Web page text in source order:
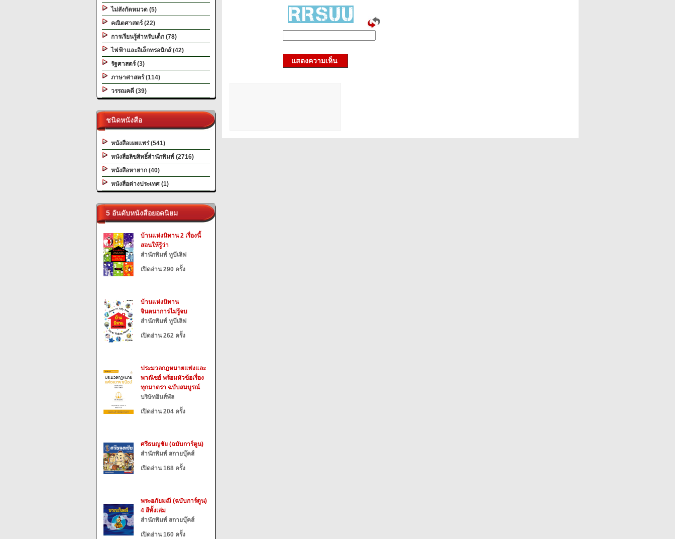
ไม่สังกัดหมวด (5)
คณิตศาสตร์ (22)
การเรียนรู้สำหรับเด็ก (78)
ไฟฟ้าและอิเล็กทรอนิกส์ (42)
รัฐศาสตร์ (3)
ภาษาศาสตร์ (114)
วรรณคดี (39)
ชนิดหนังสือ
หนังสือเผยแพร่ (541)
หนังสือลิขสิทธิ์สำนักพิมพ์ (2716)
หนังสือหายาก (40)
หนังสือต่างประเทศ (1)
5 อันดับหนังสือยอดนิยม
บ้านแห่งนิทาน 2 เรื่องนี้
สอนให้รู้ว่า
สำนักพิมพ์ ทูบีเลิฟ
เปิดอ่าน 290 ครั้ง
บ้านแห่งนิทาน
จินตนาการไม่รู้จบ
สำนักพิมพ์ ทูบีเลิฟ
เปิดอ่าน 262 ครั้ง
ประมวลกฎหมายแพ่งและ
พาณิชย์ พร้อมหัวข้อเรื่อง
ทุกมาตรา ฉบับสมบูรณ์
บริษัทอินส์พัล
เปิดอ่าน 204 ครั้ง
ศรีธนญชัย (ฉบับการ์ตูน)
สำนักพิมพ์ สกายบุ๊คส์
เปิดอ่าน 168 ครั้ง
พระอภัยมณี (ฉบับการ์ตูน)
4 สีทั้งเล่ม
สำนักพิมพ์ สกายบุ๊คส์
เปิดอ่าน 160 ครั้ง
แสดงความเห็น